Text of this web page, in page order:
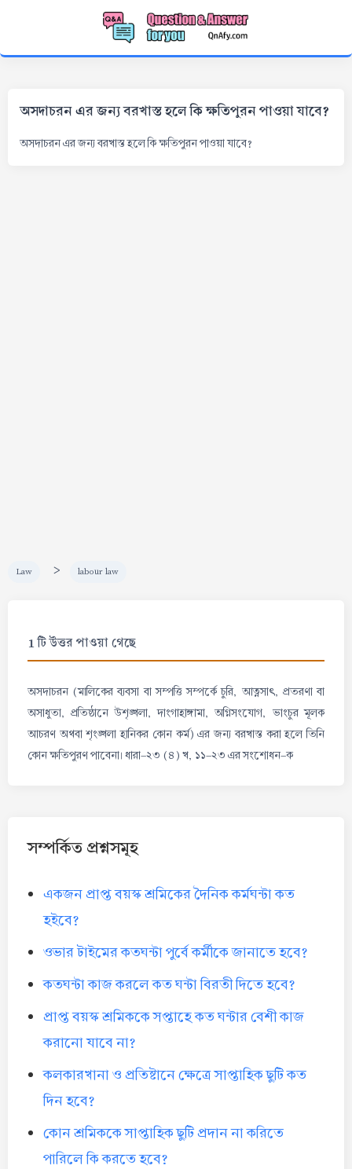
অসদাচরন এর জন্য বরখাস্ত হলে কি ক্ষতিপুরন পাওয়া যাবে?
অসদাচরন এর জন্য বরখাস্ত হলে কি ক্ষতিপুরন পাওয়া যাবে?
Law > labour law
1 টি উত্তর পাওয়া গেছে
অসদাচরন (মালিকের ব্যবসা বা সম্পত্তি সম্পর্কে চুরি, আত্নসাৎ, প্রতরণা বা
অসাধুতা, প্রতিষ্ঠানে উশৃঙ্খলা, দাংগাহাঙ্গামা, অগ্নিসংযোগ, ভাংচুর মূলক
আচরণ অথবা শৃংঙ্খলা হানিকর কোন কর্ম) এর জন্য বরখাস্ত করা হলে তিনি
কোন ক্ষতিপুরণ পাবেনা। ধারা-২৩ (৪) খ, ১১-২৩ এর সংশোধন-ক
সম্পর্কিত প্রশ্নসমূহ
একজন প্রাপ্ত বয়স্ক শ্রমিকের দৈনিক কর্মঘন্টা কত
হইবে?
ওভার টাইমের কতঘন্টা পুর্বে কর্মীকে জানাতে হবে?
কতঘন্টা কাজ করলে কত ঘন্টা বিরতী দিতে হবে?
প্রাপ্ত বয়স্ক শ্রমিককে সপ্তাহে কত ঘন্টার বেশী কাজ
করানো যাবে না?
কলকারখানা ও প্রতিষ্টানে ক্ষেত্রে সাপ্তাহিক ছুটি কত
দিন হবে?
কোন শ্রমিককে সাপ্তাহিক ছুটি প্রদান না করিতে
পারিলে কি করতে হবে?